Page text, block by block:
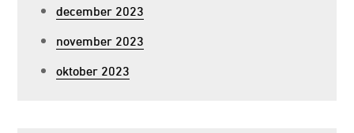
december 2023
november 2023
oktober 2023